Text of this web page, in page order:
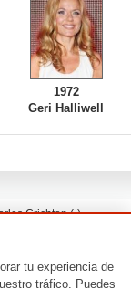
1972
Geri Halliwell
Crichton (-)
Ratchford (61)
O’Mara (54)
tu experiencia de
tráfico. Puedes